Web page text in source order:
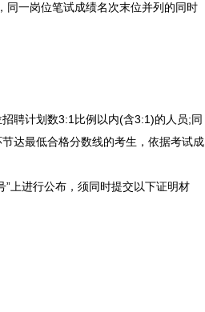
同一岗位笔试成绩名次末位并列的同时
招聘计划数3:1比例以内(含3:1)的人员;同
达最低合格分数线的考生，依据考试成
”上进行公布，须同时提交以下证明材